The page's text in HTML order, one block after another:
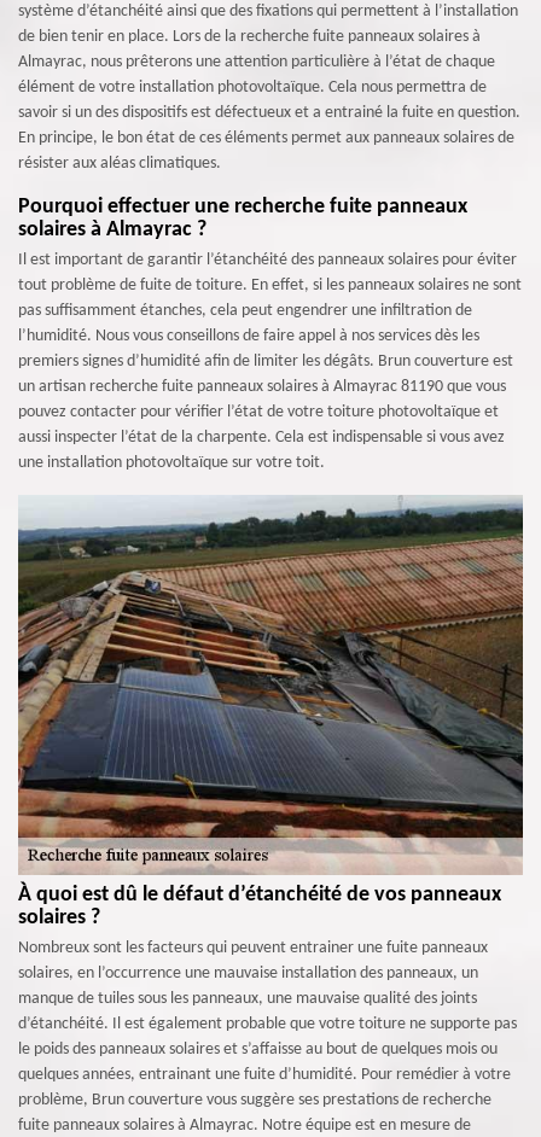
système d’étanchéité ainsi que des fixations qui permettent à l’installation
de bien tenir en place. Lors de la recherche fuite panneaux solaires à
Almayrac, nous prêterons une attention particulière à l’état de chaque
élément de votre installation photovoltaïque. Cela nous permettra de
savoir si un des dispositifs est défectueux et a entrainé la fuite en question.
En principe, le bon état de ces éléments permet aux panneaux solaires de
résister aux aléas climatiques.
Pourquoi effectuer une recherche fuite panneaux
solaires à Almayrac ?
Il est important de garantir l’étanchéité des panneaux solaires pour éviter
tout problème de fuite de toiture. En effet, si les panneaux solaires ne sont
pas suffisamment étanches, cela peut engendrer une infiltration de
l’humidité. Nous vous conseillons de faire appel à nos services dès les
premiers signes d’humidité afin de limiter les dégâts. Brun couverture est
un artisan recherche fuite panneaux solaires à Almayrac 81190 que vous
pouvez contacter pour vérifier l’état de votre toiture photovoltaïque et
aussi inspecter l’état de la charpente. Cela est indispensable si vous avez
une installation photovoltaïque sur votre toit.
À quoi est dû le défaut d’étanchéité de vos panneaux
solaires ?
Nombreux sont les facteurs qui peuvent entrainer une fuite panneaux
solaires, en l’occurrence une mauvaise installation des panneaux, un
manque de tuiles sous les panneaux, une mauvaise qualité des joints
d’étanchéité. Il est également probable que votre toiture ne supporte pas
le poids des panneaux solaires et s’affaisse au bout de quelques mois ou
quelques années, entrainant une fuite d’humidité. Pour remédier à votre
problème, Brun couverture vous suggère ses prestations de recherche
fuite panneaux solaires à Almayrac. Notre équipe est en mesure de